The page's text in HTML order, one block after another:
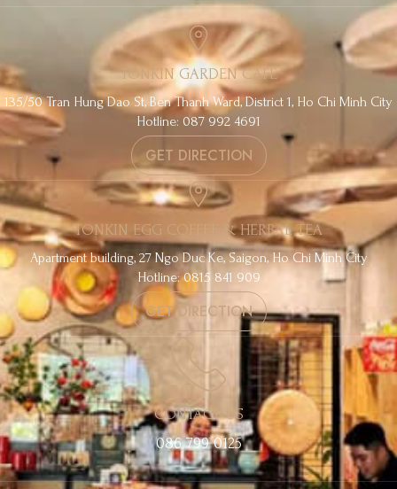
TONKIN GARDEN CAFE
135/50 Tran Hung Dao St, Ben Thanh Ward, District 1, Ho Chi Minh City
Hotline: 087 992 4691
GET DIRECTION
TONKIN EGG COFFEE & HERBAL TEA
Apartment building, 27 Ngo Duc Ke, Saigon, Ho Chi Minh City
Hotline: 0815 841 909
GET DIRECTION
CONTACT US
086 799 0125